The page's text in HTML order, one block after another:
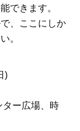
できます。
、ここにしか
。
)
ー広場、時